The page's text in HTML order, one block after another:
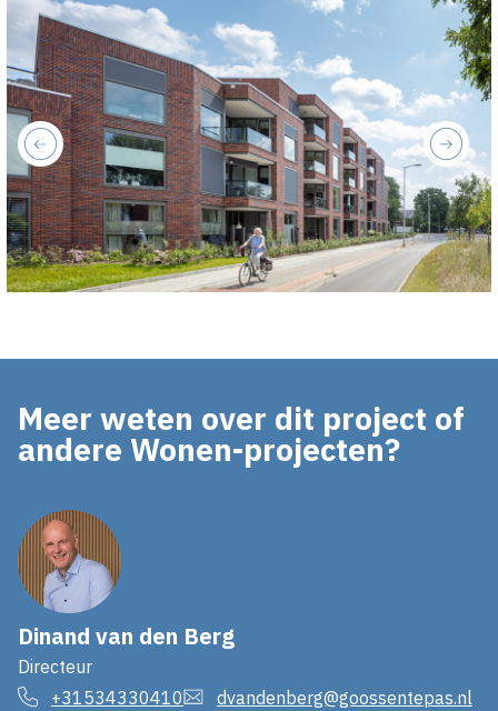
next
previous
Meer weten over dit project of
andere Wonen-projecten?
Dinand van den Berg
Directeur
+31534330410
dvandenberg@goossentepas.nl